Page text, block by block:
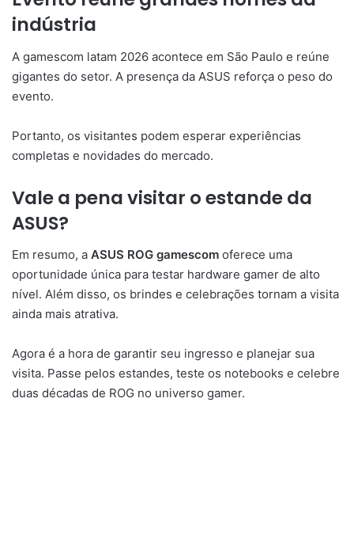
indústria
A gamescom latam 2026 acontece em São Paulo e reúne
gigantes do setor. A presença da ASUS reforça o peso do
evento.
Portanto, os visitantes podem esperar experiências
completas e novidades do mercado.
Vale a pena visitar o estande da
ASUS?
Em resumo, a ASUS ROG gamescom oferece uma
oportunidade única para testar hardware gamer de alto
nível. Além disso, os brindes e celebrações tornam a visita
ainda mais atrativa.
Agora é a hora de garantir seu ingresso e planejar sua
visita. Passe pelos estandes, teste os notebooks e celebre
duas décadas de ROG no universo gamer.